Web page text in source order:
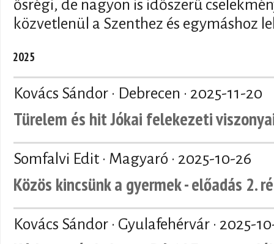
ősrégi, de nagyon is időszerű
közvetlenül a Szenthez és egymáshoz
2025
Kovács Sándor · Debrecen · 2025-11-20
Türelem és hit Jókai felekezeti
Somfalvi Edit · Magyaró · 2025-10-26
Közös kincsünk a gyermek - előadás 2.
Kovács Sándor · Gyulafehérvár · 2025-